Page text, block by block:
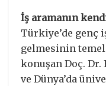
İş aramanın
Türkiye’de genç
gelmesinin
konuşan Doç. Dr.
ve Dünya’da